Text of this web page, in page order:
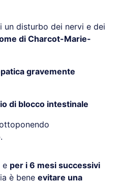
disturbo dei nervi e dei
di Charcot-Marie-
gravemente
di blocco intestinale
.
e per i 6 mesi successivi
è bene evitare una